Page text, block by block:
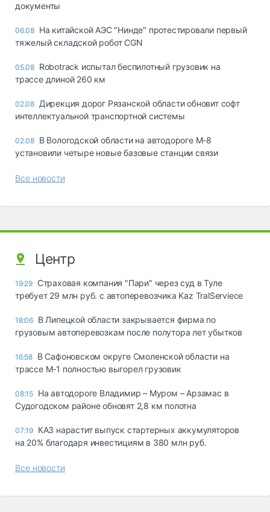
документы
06.08 На китайской АЭС "Нинде" протестировали первый
тяжелый складской робот CGN
05.08 Robotrack испытал беспилотный грузовик на
трассе длиной 260 км
02.08 Дирекция дорог Рязанской области обновит софт
интеллектуальной транспортной системы
02.08 В Вологодской области на автодороге М-8
установили четыре новые базовые станции связи
Все новости
Центр
19:29 Страховая компания "Пари" через суд в Туле
требует 29 млн руб. с автоперевозчика Kaz TralServiece
18:06 В Липецкой области закрывается фирма по
грузовым автоперевозкам после полутора лет убытков
16:58 В Сафоновском округе Смоленской области на
трассе М-1 полностью выгорел грузовик
08:15 На автодороге Владимир – Муром – Арзамас в
Судогодском районе обновят 2,8 км полотна
07:19 КАЗ нарастит выпуск стартерных аккумуляторов
на 20% благодаря инвестициям в 380 млн руб.
Все новости